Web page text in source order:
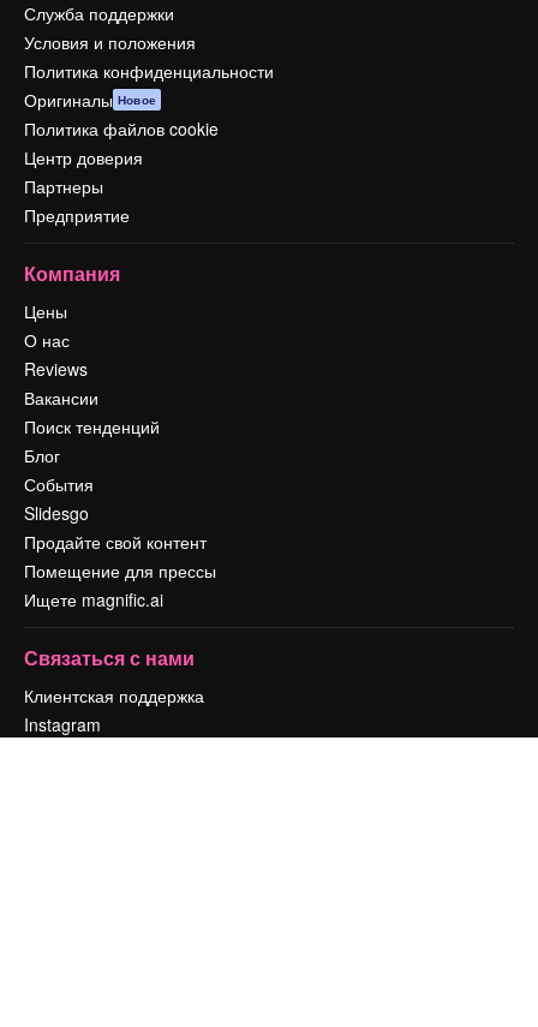
Служба поддержки
Условия и положения
Политика конфиденциальности
Оригиналы Новое
Политика файлов cookie
Центр доверия
Партнеры
Предприятие
Компания
Цены
О нас
Reviews
Вакансии
Поиск тенденций
Блог
События
Slidesgo
Продайте свой контент
Помещение для прессы
Ищете magnific.ai
Связаться с нами
Клиентская поддержка
Instagram